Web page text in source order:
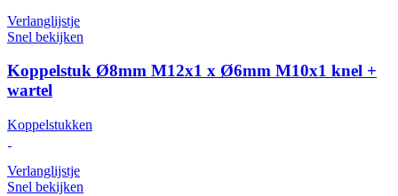
Verlanglijstje
Snel bekijken
Koppelstuk Ø8mm M12x1 x Ø6mm M10x1 knel +
wartel
Koppelstukken
Verlanglijstje
Snel bekijken